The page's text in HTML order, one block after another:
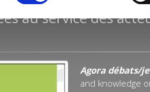
au service des
Agora débats/
and knowledge